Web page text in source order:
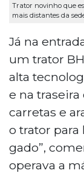
Trator novinho que
mais distantes da
Já na
um trator
alta
e na
carretas e
o trator para
gado”,
operava a